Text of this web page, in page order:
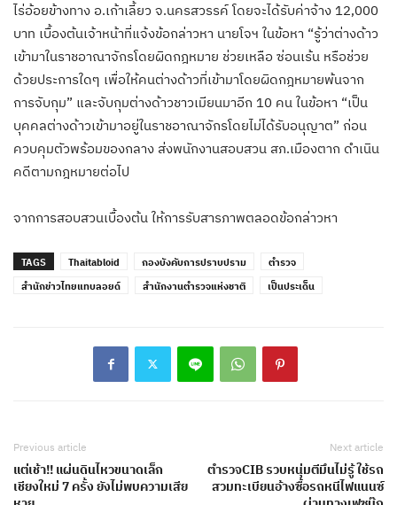
ไร่อ้อยข้างทาง อ.เก้าเลี้ยว จ.นครสวรรค์ โดยจะได้รับค่าจ้าง 12,000
บาท เบื้องต้นเจ้าหน้าที่แจ้งข้อกล่าวหา นายโจฯ ในข้อหา “รู้ว่าต่างด้าว
เข้ามาในราชอาณาจักรโดยผิดกฎหมาย ช่วยเหลือ ซ่อนเร้น หรือช่วย
ด้วยประการใดๆ เพื่อให้คนต่างด้าวที่เข้ามาโดยผิดกฎหมายพ้นจาก
การจับกุม” และจับกุมต่างด้าวชาวเมียนมาอีก 10 คน ในข้อหา “เป็น
บุคคลต่างด้าวเข้ามาอยู่ในราชอาณาจักรโดยไม่ได้รับอนุญาต” ก่อน
ควบคุมตัวพร้อมของกลาง ส่งพนักงานสอบสวน สภ.เมืองตาก ดำเนิน
คดีตามกฎหมายต่อไป
จากการสอบสวนเบื้องต้น ให้การรับสารภาพตลอดข้อกล่าวหา
TAGS Thaitabloid กองบังคับการปราบปราม
ตำรวจ
สำนักข่าวไทยแทบลอยด์
สำนักงานตำรวจแห่งชาติ เป็นประเด็น
Previous article
แต่เช้า!! แผ่นดินไหวขนาดเล็ก
เชียงใหม่ 7 ครั้ง ยังไม่พบความเสีย
Next article
ตำรวจCIB รวบหนุ่มตีมึนไม่รู้ ใช้รถ
สวมทะเบียนอ้างซื้อรถหนีไฟแนนซ์